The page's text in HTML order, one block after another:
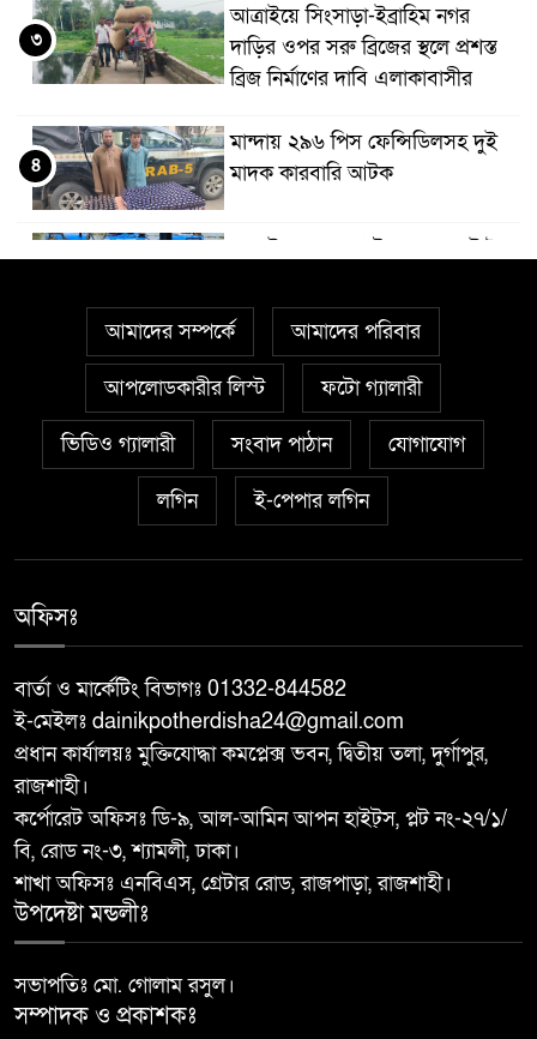
আত্রাইয়ে সিংসাড়া-ইব্রাহিম নগর
দাড়ির ওপর সরু ব্রিজের স্থলে প্রশস্ত
ব্রিজ নির্মাণের দাবি এলাকাবাসীর
৩
মান্দায় ২৯৬ পিস ফেন্সিডিলসহ দুই
মাদক কারবারি আটক
৪
আত্রাইয়ে ২০ লাখ টাকা মূল্যের ট্রাক্টর
বাঘা পৌরসভার উন্নয়নে পাঁচটি
প্রকল্পের উদ্বোধন করলেন সংসদ
সদস্য আবু সাঈদ চাঁদ
চারঘাটে পাঁচ মাদক মামলার আসামি
গ্রেপ্তার, মাদকের বিরুদ্ধে জিরো
(বিএমডিএ)-এর পরিচালনা বোর্ডের
৮
দুর্গাপুরে ঝালুকা ইউনিয়ন পরিদর্শন
করলেন ইউএনও উম্মে হাবিবা
৯
বাঘায় পুলিশ পরিচয়ে চাঁদাবাজির
অভিযোগে ২ ভুয়া পুলিশকে গণপিটুনির
১০
আমাদের সম্পর্কে আমাদের পরিবার
আপলোডকারীর লিস্ট ফটো গ্যালারী
ভিডিও গ্যালারী সংবাদ পাঠান যোগাযোগ
লগিন ই-পেপার লগিন
অফিসঃ
বার্তা ও মার্কেটিং বিভাগঃ 01332-844582
ই-মেইলঃ dainikpotherdisha24@gmail.com
প্রধান কার্যালয়ঃ মুক্তিযোদ্ধা কমপ্লেক্স ভবন, দ্বিতীয় তলা, দুর্গাপুর,
রাজশাহী।
কর্পোরেট অফিসঃ ডি-৯, আল-আমিন আপন হাইট্স, প্লট নং-২৭/১/
বি, রোড নং-৩, শ্যামলী, ঢাকা।
শাখা অফিসঃ এনবিএস, গ্রেটার রোড, রাজপাড়া, রাজশাহী।
উপদেষ্টা মন্ডলীঃ
সভাপতিঃ মো. গোলাম রসুল।
সম্পাদক ও প্রকাশকঃ